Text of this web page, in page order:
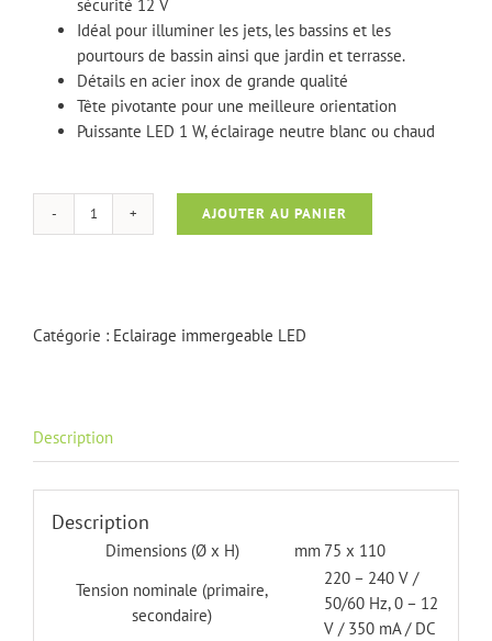
sécurité 12 V
Idéal pour illuminer les jets, les bassins et les
pourtours de bassin ainsi que jardin et terrasse.
Détails en acier inox de grande qualité
Tête pivotante pour une meilleure orientation
Puissante LED 1 W, éclairage neutre blanc ou chaud
quantité
LED
AJOUTER AU PANIER
Catégorie : Eclairage immergeable LED
Description
Description
Dimensions (Ø x H) mm 75 x 110
Tension nominale (primaire,
secondaire)
220 – 240 V /
50/60 Hz, 0 – 12
V / 350 mA / DC